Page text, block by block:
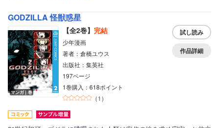
GODZILLA 怪獣惑星
マンガ｜巻
【全2巻】 完結
少年漫画
著者：倉橋ユウス
出版社：集英社
197ページ
1巻購入：618ポイント
（1 ）
試し読み
作品詳細